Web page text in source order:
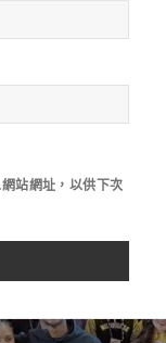
站網址，以供下次